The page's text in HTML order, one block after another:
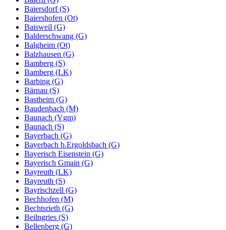
Baiersdorf (S)
Baiershofen (Ot)
Baisweil (G)
Balderschwang (G)
Balgheim (Ot)
Balzhausen (G)
Bamberg (S)
Bamberg (LK)
Barbing (G)
Bärnau (S)
Bastheim (G)
Baudenbach (M)
Baunach (Vgm)
Baunach (S)
Bayerbach (G)
Bayerbach b.Ergoldsbach (G)
Bayerisch Eisenstein (G)
Bayerisch Gmain (G)
Bayreuth (LK)
Bayreuth (S)
Bayrischzell (G)
Bechhofen (M)
Bechtsrieth (G)
Beilngries (S)
Bellenberg (G)